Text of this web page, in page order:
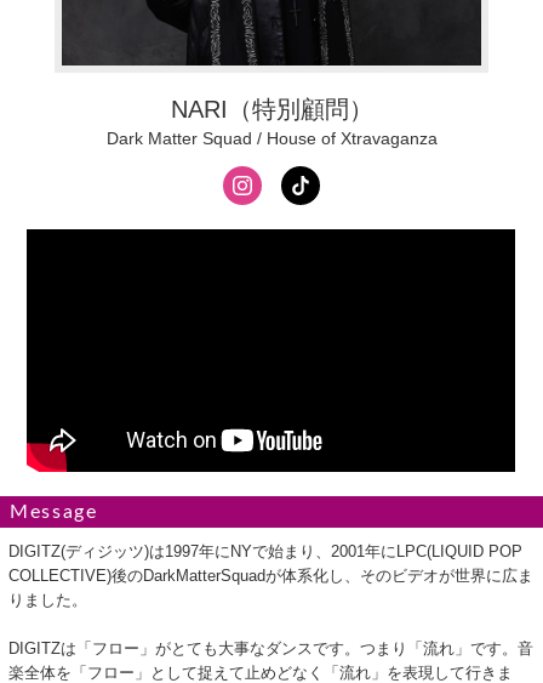
NARI（特別顧問）
Dark Matter Squad / House of Xtravaganza
Message
DIGITZ(ディジッツ)は1997年にNYで始まり、2001年にLPC(LIQUID POP
COLLECTIVE)後のDarkMatterSquadが体系化し、そのビデオが世界に広ま
りました。
DIGITZは「フロー」がとても大事なダンスです。つまり「流れ」です。音
楽全体を「フロー」として捉えて止めどなく「流れ」を表現して行きま